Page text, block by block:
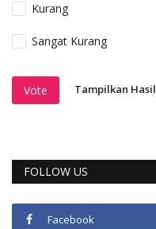
Kurang
Sangat Kurang
Vote Tampilkan Hasil
FOLLOW US
Facebook